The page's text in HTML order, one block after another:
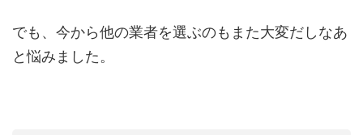
でも、今から他の業者を選ぶのもまた大変だしなあ
と悩みました。